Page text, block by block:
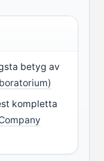
betyg av
kompletta